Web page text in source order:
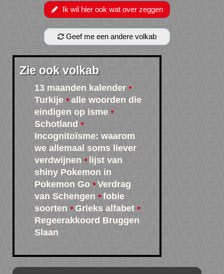
Ik wil hier ook wat over zeggen
Geef me een andere volkab
Zie ook volkab
13 maanden kalender
Turkije
alle woorden die
eindigen op isme
Schotland
Incognitoïsme: waarom
we allemaal soms liever
verdwijnen
lijst van
shiny Pokemon in
Pokemon Go
Verdrag
van Schengen
fobie
soorten
Grieks alfabet
Regeerakkoord Bruggen
Slaan